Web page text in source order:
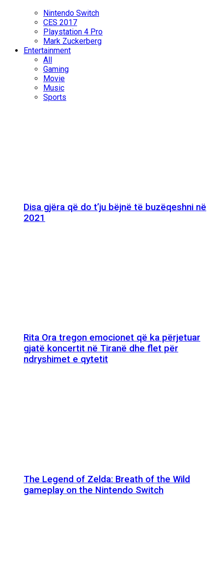
Nintendo Switch
CES 2017
Playstation 4 Pro
Mark Zuckerberg
Entertainment
All
Gaming
Movie
Music
Sports
Disa gjëra që do t’ju bëjnë të buzëqeshni në
2021
Rita Ora tregon emocionet që ka përjetuar
gjatë koncertit në Tiranë dhe flet për
ndryshimet e qytetit
The Legend of Zelda: Breath of the Wild
gameplay on the Nintendo Switch